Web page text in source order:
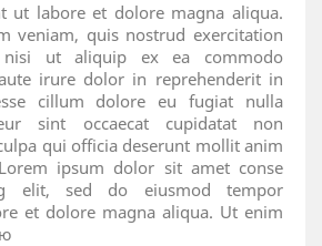
ut labore et dolore magna aliqua.
veniam, quis nostrud exercitation
nisi ut aliquip ex ea commodo
irure dolor in reprehenderit in
cillum dolore eu fugiat nulla
sint occaecat cupidatat non
qui officia deserunt mollit anim
ipsum dolor sit amet conse
elit, sed do eiusmod tempor
et dolore magna aliqua. Ut enim